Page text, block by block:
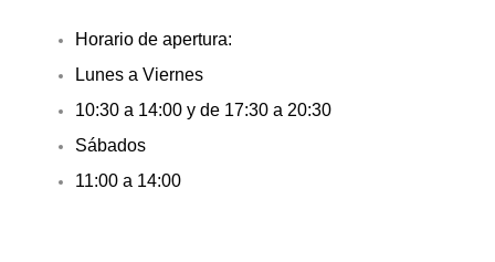
Horario de apertura:
Lunes a Viernes
10:30 a 14:00 y de 17:30 a 20:30
Sábados
11:00 a 14:00